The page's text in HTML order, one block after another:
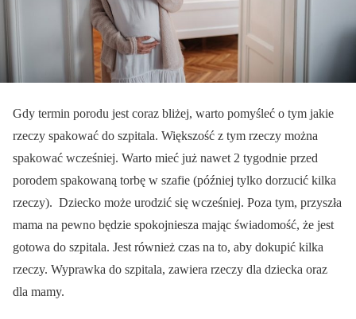
Gdy termin porodu jest coraz bliżej, warto pomyśleć o tym jakie
rzeczy spakować do szpitala. Większość z tym rzeczy można
spakować wcześniej. Warto mieć już nawet 2 tygodnie przed
porodem spakowaną torbę w szafie (później tylko dorzucić kilka
rzeczy). Dziecko może urodzić się wcześniej. Poza tym, przyszła
mama na pewno będzie spokojniesza mając świadomość, że jest
gotowa do szpitala. Jest również czas na to, aby dokupić kilka
rzeczy. Wyprawka do szpitala, zawiera rzeczy dla dziecka oraz
dla mamy.